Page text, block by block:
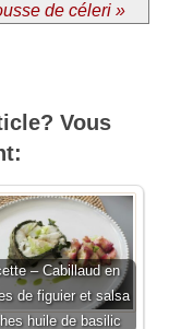
de céleri »
Vous
– Cabillaud en
de figuier et salsa
huile de basilic